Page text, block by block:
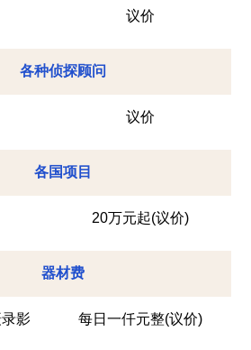
议价
各种侦探顾问
议价
各国项目
20万元起(议价)
器材费
影
每日一仟元整(议价)